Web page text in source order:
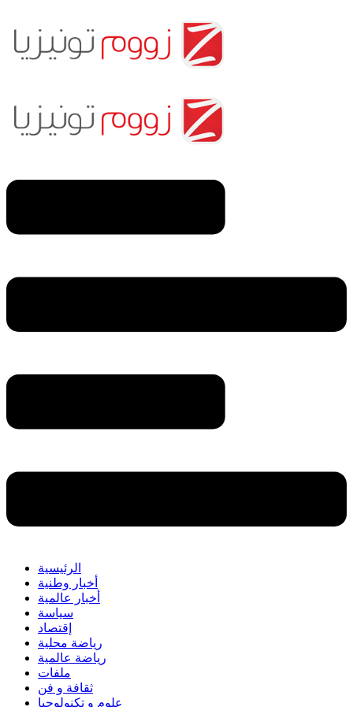
الرئيسية
أخبار وطنية
أخبار عالمية
سياسة
إقتصاد
رياضة محلية
رياضة عالمية
ملفات
ثقافة و فن
علوم و تكنولوجيا